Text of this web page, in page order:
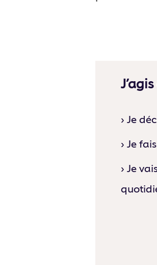
› Je
› Je
› Je